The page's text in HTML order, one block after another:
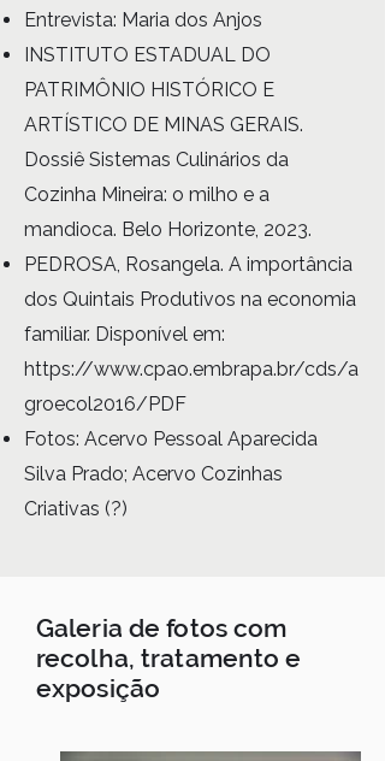
Entrevista: Maria dos Anjos
INSTITUTO ESTADUAL DO
PATRIMÔNIO HISTÓRICO E
ARTÍSTICO DE MINAS GERAIS.
Dossiê Sistemas Culinários da
Cozinha Mineira: o milho e a
mandioca. Belo Horizonte, 2023.
PEDROSA, Rosangela. A importância
dos Quintais Produtivos na economia
familiar. Disponível em:
https://www.cpao.embrapa.br/cds/a
groecol2016/PDF
Fotos: Acervo Pessoal Aparecida
Silva Prado; Acervo Cozinhas
Criativas (?)
Galeria de fotos com
recolha, tratamento e
exposição